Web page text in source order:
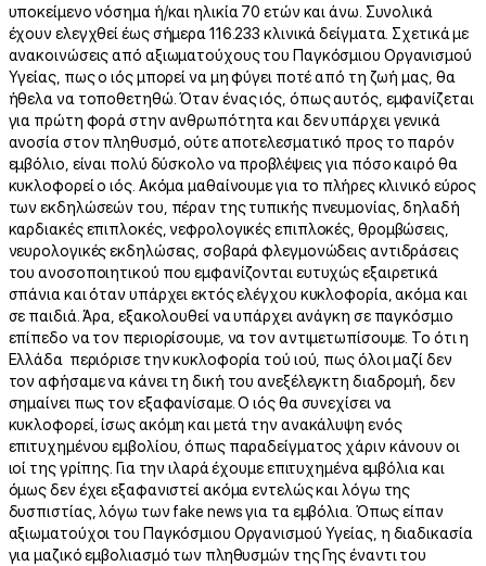
υποκείμενο νόσημα ή/και ηλικία 70 ετών και άνω. Συνολικά
έχουν ελεγχθεί έως σήμερα 116.233 κλινικά δείγματα. Σχετικά με
ανακοινώσεις από αξιωματούχους του Παγκόσμιου Οργανισμού
Υγείας, πως ο ιός μπορεί να μη φύγει ποτέ από τη ζωή μας, θα
ήθελα να τοποθετηθώ. Όταν ένας ιός, όπως αυτός, εμφανίζεται
για πρώτη φορά στην ανθρωπότητα και δεν υπάρχει γενικά
ανοσία στον πληθυσμό, ούτε αποτελεσματικό προς το παρόν
εμβόλιο, είναι πολύ δύσκολο να προβλέψεις για πόσο καιρό θα
κυκλοφορεί ο ιός. Ακόμα μαθαίνουμε για το πλήρες κλινικό εύρος
των εκδηλώσεών του, πέραν της τυπικής πνευμονίας, δηλαδή
καρδιακές επιπλοκές, νεφρολογικές επιπλοκές, θρομβώσεις,
νευρολογικές εκδηλώσεις, σοβαρά φλεγμονώδεις αντιδράσεις
του ανοσοποιητικού που εμφανίζονται ευτυχώς εξαιρετικά
σπάνια και όταν υπάρχει εκτός ελέγχου κυκλοφορία, ακόμα και
σε παιδιά. Άρα, εξακολουθεί να υπάρχει ανάγκη σε παγκόσμιο
επίπεδο να τον περιορίσουμε, να τον αντιμετωπίσουμε. Το ότι η
Ελλάδα περιόρισε την κυκλοφορία τού ιού, πως όλοι μαζί δεν
τον αφήσαμε να κάνει τη δική του ανεξέλεγκτη διαδρομή, δεν
σημαίνει πως τον εξαφανίσαμε. Ο ιός θα συνεχίσει να
κυκλοφορεί, ίσως ακόμη και μετά την ανακάλυψη ενός
επιτυχημένου εμβολίου, όπως παραδείγματος χάριν κάνουν οι
ιοί της γρίπης. Για την ιλαρά έχουμε επιτυχημένα εμβόλια και
όμως δεν έχει εξαφανιστεί ακόμα εντελώς και λόγω της
δυσπιστίας, λόγω των fake news για τα εμβόλια. Όπως είπαν
αξιωματούχοι του Παγκόσμιου Οργανισμού Υγείας, η διαδικασία
για μαζικό εμβολιασμό των πληθυσμών της Γης έναντι του